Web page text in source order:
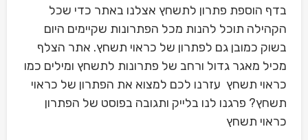
בדף הוספת פתרון לתשחץ אצלנו באתר כדי שכל
הקהילה תוכל להנות מכל הפתרונות שקיימים היום
בשוק כמובן גם לפתרון של כראוי תשחץ. אתר הצלף
מכיל מאגר גדול ורחב של פתרונות לתשחץ ומילים כמו
כראוי תשחץ עזרנו לכם למצוא את הפתרון של כראוי
תשחץ? פרגנו לנו בלייק ותגובה בפוסט של הפתרון
כראוי תשחץ